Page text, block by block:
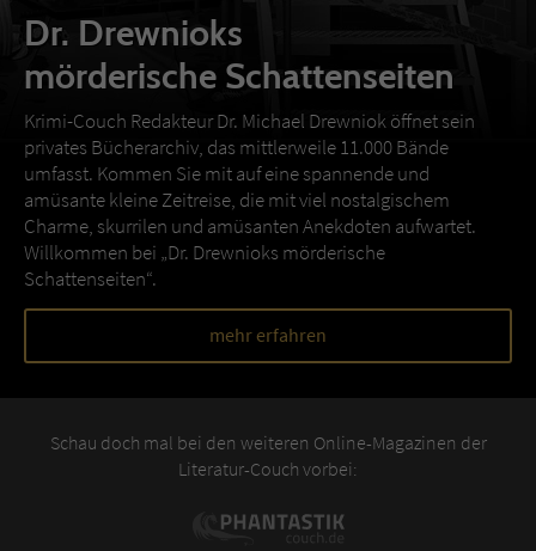
Dr. Drewnioks
mörderische Schattenseiten
Krimi-Couch Redakteur Dr. Michael Drewniok öffnet sein
privates Bücherarchiv, das mittlerweile 11.000 Bände
umfasst. Kommen Sie mit auf eine spannende und
amüsante kleine Zeitreise, die mit viel nostalgischem
Charme, skurrilen und amüsanten Anekdoten aufwartet.
Willkommen bei „Dr. Drewnioks mörderische
Schattenseiten“.
mehr erfahren
Schau doch mal bei den weiteren Online-Magazinen der
Literatur-Couch vorbei: